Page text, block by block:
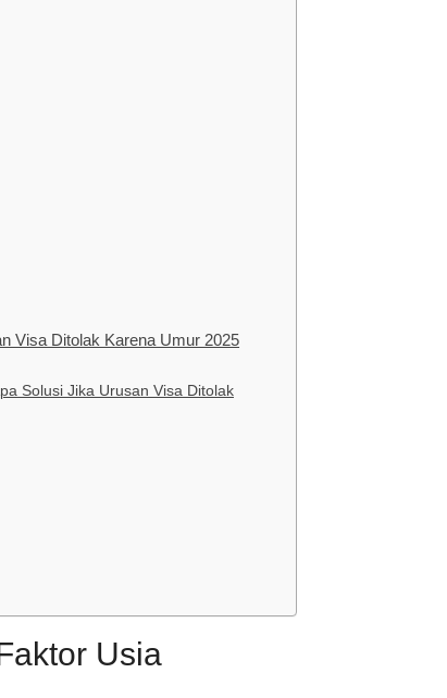
Visa Ditolak Karena Umur 2025
Solusi Jika Urusan Visa Ditolak
Usia